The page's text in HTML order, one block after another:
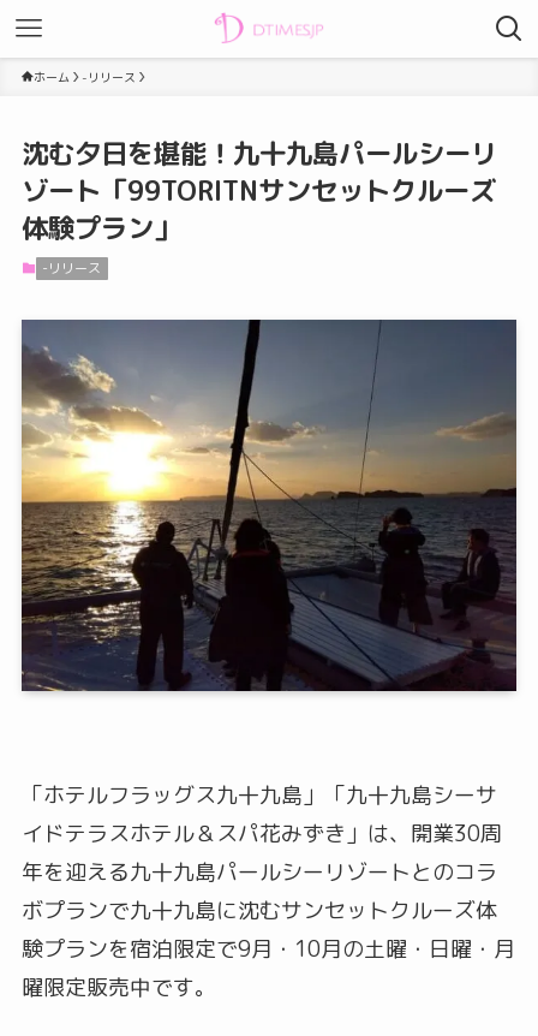
ホーム -リリース
沈む夕日を堪能！九十九島パールシーリ
ゾート「99TORITNサンセットクルーズ
体験プラン」
-リリース
「ホテルフラッグス九十九島」「九十九島シーサ
イドテラスホテル＆スパ花みずき」は、開業30周
年を迎える九十九島パールシーリゾートとのコラ
ボプランで九十九島に沈むサンセットクルーズ体
験プランを宿泊限定で9月・10月の土曜・日曜・月
曜限定販売中です。